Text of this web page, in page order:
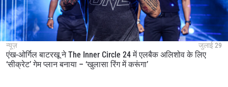
न्यूज़ जुलाई 29
एंख-ओर्गिल बाटरखू ने The Inner Circle 24 में एलबैक अलिशोव के लिए
‘सीक्रेट’ गेम प्लान बनाया – ‘खुलासा रिंग में करूंगा’